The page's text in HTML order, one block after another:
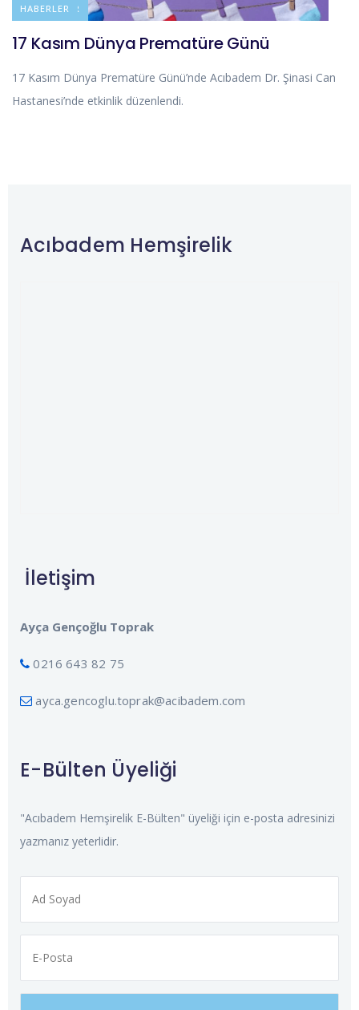
DUYURULAR
HABERLER
17 Kasım Dünya Prematüre Günü
17 Kasım Dünya Prematüre Günü’nde Acıbadem Dr. Şinasi Can
Hastanesi’nde etkinlik düzenlendi.
Acıbadem Hemşirelik
İletişim
Ayça Gençoğlu Toprak
0216 643 82 75
ayca.gencoglu.toprak@acibadem.com
E-Bülten Üyeliği
"Acıbadem Hemşirelik E-Bülten" üyeliği için e-posta adresinizi
yazmanız yeterlidir.